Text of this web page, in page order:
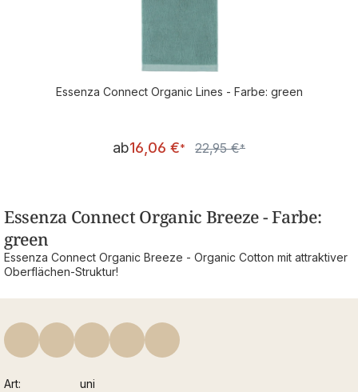
Essenza Connect Organic Lines - Farbe: green
Verkaufspreis:
ab16,06 €* Regulärer Preis:
22,95 €*
Essenza Connect Organic Breeze - Farbe:
green
Essenza Connect Organic Breeze - Organic Cotton mit attraktiver
Oberflächen-Struktur!
Art
uni